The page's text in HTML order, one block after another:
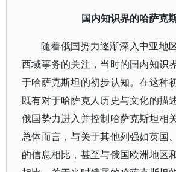
国内知识界的哈萨克
随着俄国势力逐渐深入中亚地
西域事务的关注，当时的国内知识
于哈萨克斯坦的初步认知。在这种
既有对于哈萨克人历史与文化的描
俄国势力进入并控制哈萨克斯坦相
总体而言，与关于其他列强如英国
的信息相比，甚至与俄国欧洲地区